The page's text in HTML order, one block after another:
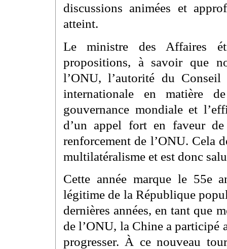
discussions animées et
atteint.
Le ministre des Affaires
propositions, à savoir que
l’ONU, l’autorité du
internationale en matière
gouvernance mondiale et
d’un appel fort en faveur
renforcement de l’ONU. Cela
multilatéralisme et est donc
Cette année marque le 55e
légitime de la République
dernières années, en tant que
de l’ONU, la Chine a participé
progresser. À ce nouveau